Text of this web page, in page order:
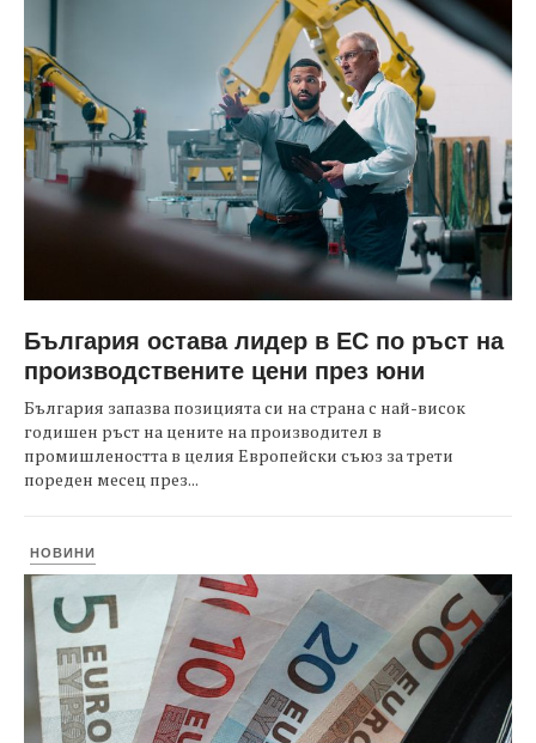
България остава лидер в ЕС по ръст на
производствените цени през юни
България запазва позицията си на страна с най-висок
годишен ръст на цените на производител в
промишлеността в целия Европейски съюз за трети
пореден месец през...
НОВИНИ